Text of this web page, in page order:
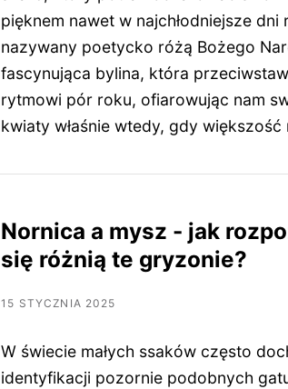
pięknem nawet w najchłodniejsze dni
nazywany poetycko różą Bożego
fascynująca bylina, która
rytmowi pór roku, ofiarowując nam
kwiaty właśnie wtedy, gdy
Nornica a mysz - jak
się różnią te gryzonie?
15 STYCZNIA 2025
W świecie małych ssaków często
identyfikacji pozornie podobnych